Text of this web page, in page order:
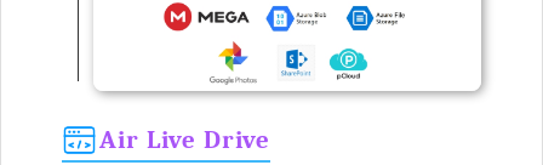
Air Live Drive